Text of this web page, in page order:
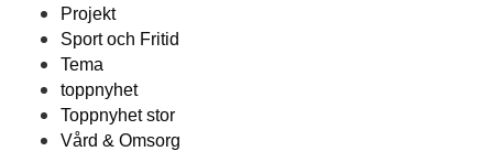
Projekt
Sport och Fritid
Tema
toppnyhet
Toppnyhet stor
Vård & Omsorg